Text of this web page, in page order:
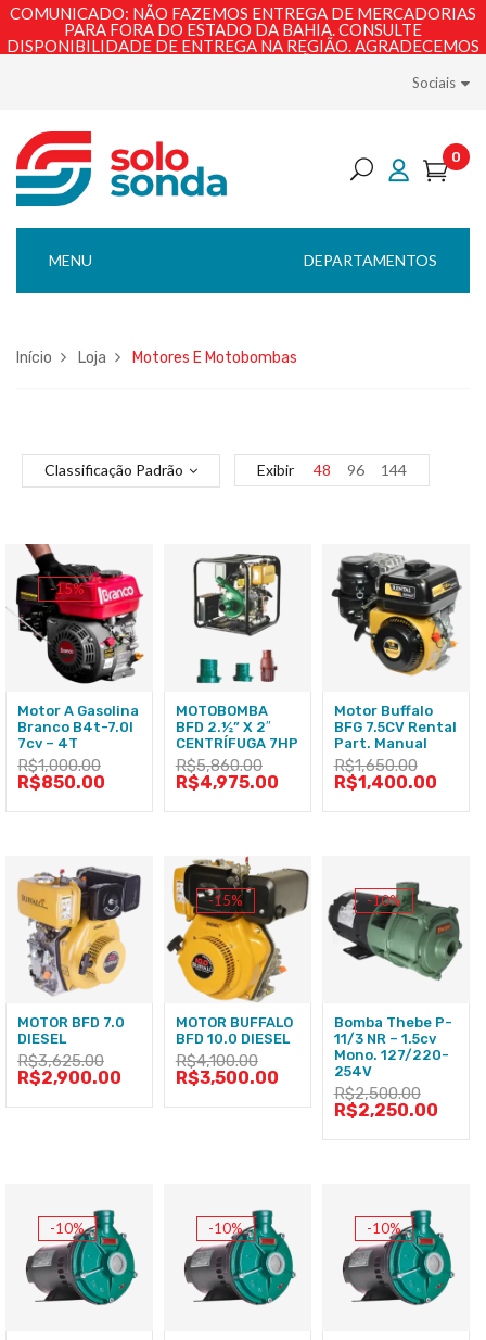
COMUNICADO: NÃO FAZEMOS ENTREGA DE MERCADORIAS
PARA FORA DO ESTADO DA BAHIA. CONSULTE
DISPONIBILIDADE DE ENTREGA NA REGIÃO. AGRADECEMOS
Sociais
0
DEPARTAMENTOS
MENU
Início Loja Motores E Motobombas
Classificação Padrão Exibir 48 96 144
-15%
Motor A Gasolina
Branco B4t-7.0l
7cv – 4T
R$1,000.00
R$850.00
MOTOBOMBA
BFD 2.½” X 2″
CENTRÍFUGA 7HP
R$5,860.00
R$4,975.00
Motor Buffalo
BFG 7.5CV Rental
Part. Manual
R$1,650.00
R$1,400.00
MOTOR BFD 7.0
DIESEL
R$3,625.00
R$2,900.00
-15%
MOTOR BUFFALO
BFD 10.0 DIESEL
R$4,100.00
R$3,500.00
-10%
Bomba Thebe P-
11/3 NR – 1.5cv
Mono. 127/220-
254V
R$2,500.00
R$2,250.00
-10% -10% -10%